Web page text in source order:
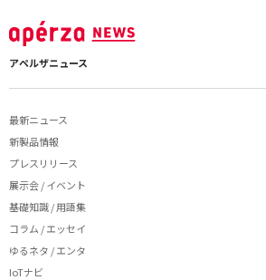
アペルザニュース
最新ニュース
新製品情報
プレスリリース
展示会 / イベント
基礎知識 / 用語集
コラム / エッセイ
ゆるネタ / エンタ
IoTナビ